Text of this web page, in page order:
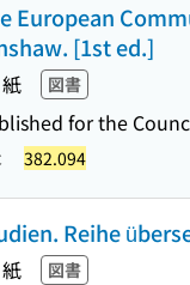
European
[1st ed.]
紙 図書
for the
382.094
Reihe
紙 図書